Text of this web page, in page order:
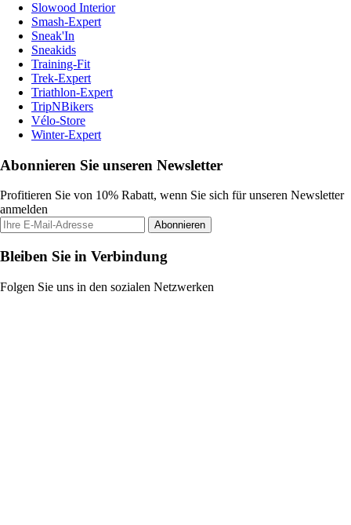
Slowood Interior
Smash-Expert
Sneak'In
Sneakids
Training-Fit
Trek-Expert
Triathlon-Expert
TripNBikers
Vélo-Store
Winter-Expert
Abonnieren Sie unseren Newsletter
Profitieren Sie von 10% Rabatt, wenn Sie sich für unseren Newsletter
anmelden
Abonnieren
Bleiben Sie in Verbindung
Folgen Sie uns in den sozialen Netzwerken